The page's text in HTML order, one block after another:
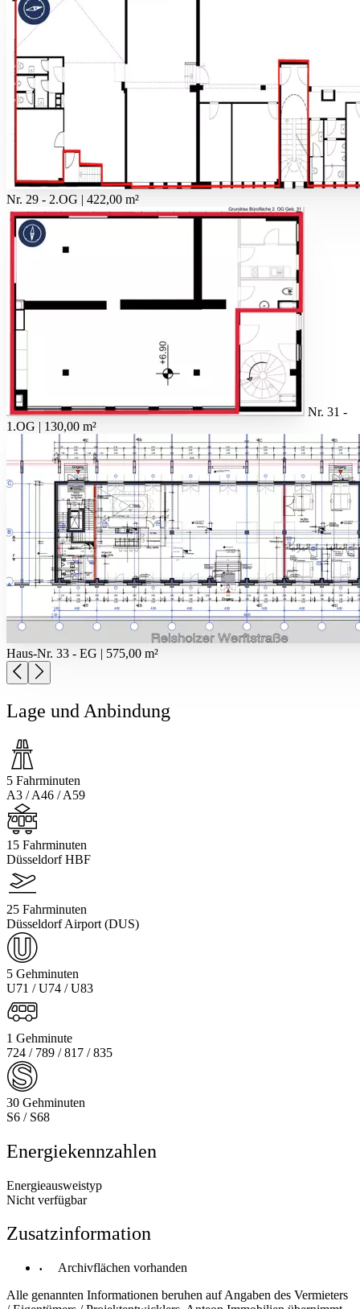
Nr. 29 - 2.OG | 422,00 m²
Nr. 31 -
1.OG | 130,00 m²
Haus-Nr. 33 - EG | 575,00 m²
Lage und Anbindung
5 Fahrminuten
A3 / A46 / A59
15 Fahrminuten
Düsseldorf HBF
25 Fahrminuten
Düsseldorf Airport (DUS)
5 Gehminuten
U71 / U74 / U83
1 Gehminute
724 / 789 / 817 / 835
30 Gehminuten
S6 / S68
Energiekennzahlen
Energieausweistyp
Nicht verfügbar
Zusatzinformation
Archivflächen vorhanden
Alle genannten Informationen beruhen auf Angaben des Vermieters